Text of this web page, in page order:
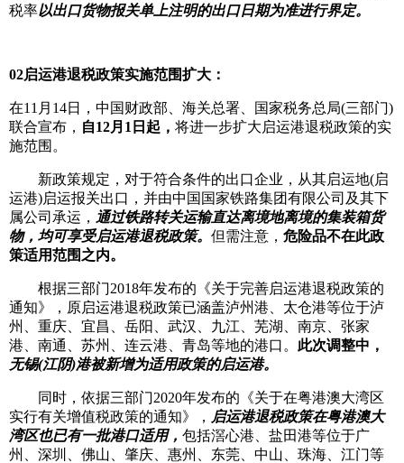
税率以出口货物报关单上注明的出口日期为准进行界定。
02启运港退税政策实施范围扩大：
在11月14日，中国财政部、海关总署、国家税务总局(三部门)
联合宣布， 自12月1日起， 将进一步扩大启运港退税政策的实
施范围。
新政策规定，对于符合条件的出口企业，从其启运地(启
运港)启运报关出口，并由中国国家铁路集团有限公司及其下
属公司承运， 通过铁路转关运输直达离境地离境的集装箱货
物，均可享受启运港退税政策。 但需注意， 危险品不在此政
策适用范围之内。
根据三部门2018年发布的《关于完善启运港退税政策的
通知》，原启运港退税政策已涵盖泸州港、太仓港等位于泸
州、重庆、宜昌、岳阳、武汉、九江、芜湖、南京、张家
港、南通、苏州、连云港、青岛等地的港口。 此次调整中，
无锡(江阴)港被新增为适用政策的启运港。
同时，依据三部门2020年发布的《关于在粤港澳大湾区
实行有关增值税政策的通知》， 启运港退税政策在粤港澳大
湾区也已有一批港口适用， 包括滘心港、盐田港等位于广
州、深圳、佛山、肇庆、惠州、东莞、中山、珠海、江门等